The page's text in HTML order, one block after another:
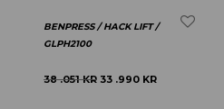
BENPRESS / HACK LIFT /
GLPH2100
38 .051KR 33 .990 KR